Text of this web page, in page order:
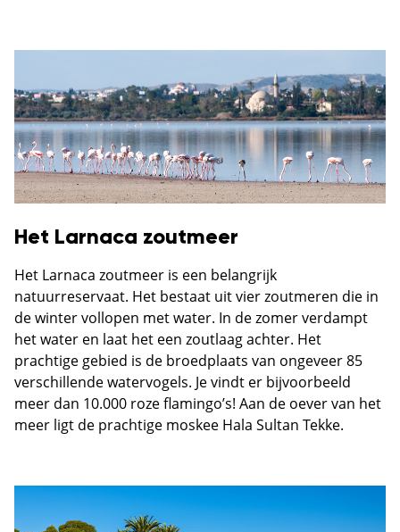
Het Larnaca zoutmeer
Het Larnaca zoutmeer is een belangrijk
natuurreservaat. Het bestaat uit vier zoutmeren die in
de winter vollopen met water. In de zomer verdampt
het water en laat het een zoutlaag achter. Het
prachtige gebied is de broedplaats van ongeveer 85
verschillende watervogels. Je vindt er bijvoorbeeld
meer dan 10.000 roze flamingo’s! Aan de oever van het
meer ligt de prachtige moskee Hala Sultan Tekke.